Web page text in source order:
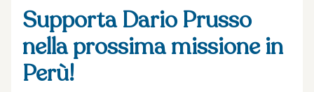
Supporta Dario Prusso
nella prossima missione in
Perù!